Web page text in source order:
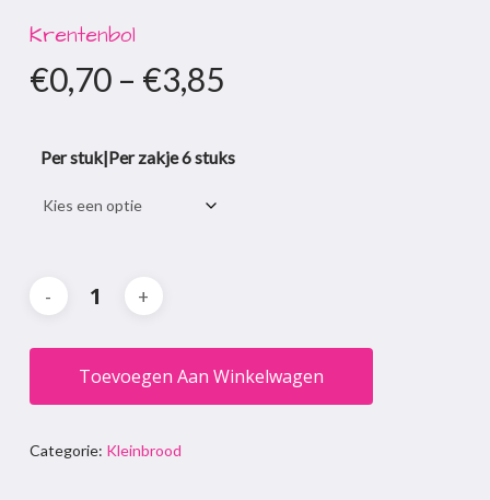
Krentenbol
€0,70– €3,85
Per stuk|Per zakje 6 stuks
Toevoegen Aan Winkelwagen
Categorie: Kleinbrood